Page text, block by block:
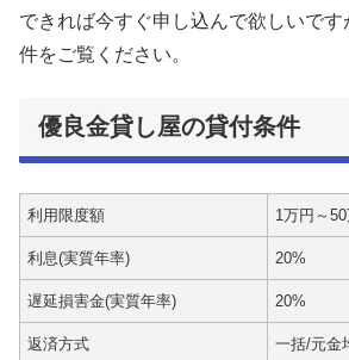
できれば今すぐ申し込んで欲しいで
件をご覧ください。
優良金貸し屋の貸付条件
利用限度額 1万円～
利息(実質年率) 20%
遅延損害金(実質年率) 20%
返済方式 一括/元金